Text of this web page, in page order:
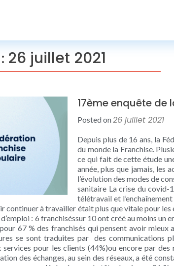
26 juillet 2021
17ème enquête de
Posted on26 juillet 2021
Depuis plus de 16 ans, la
du monde la Franchise.
ce qui fait de cette étude
année, plus que jamais, les
l’évolution des modes de
sanitaire La crise du covid-
télétravail et
continuer à travailler était plus que vitale pour
: 6 franchiséssur 10 ont créé au moins un
67 % des franchisés qui pensent avoir mieux
se sont traduites par des communications
services pour les clients (44%)ou encore par
des échanges, au sein des réseaux, a été